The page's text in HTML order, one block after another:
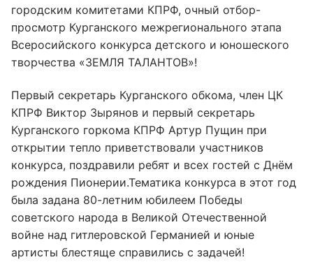
городским комитетами КПРФ, очный отбор-
просмотр Курганского межрегионального этапа
Всеросийского конкурса детского и юношеского
творчества «ЗЕМЛЯ ТАЛАНТОВ»!
Первый секретарь Курганского обкома, член ЦК
КПРФ Виктор Зырянов и первый секретарь
Курганского горкома КПРФ Артур Пущин при
открытии тепло приветствовали участников
конкурса, поздравили ребят и всех гостей с Днём
рождения Пионерии.Тематика конкурса в этот год
была задана 80-летним юбилеем Победы
советского народа в Великой Отечественной
войне над гитлеровской Германией и юные
артисты блестяще справились с задачей!